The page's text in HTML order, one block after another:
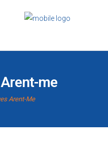
me
Arent-Me